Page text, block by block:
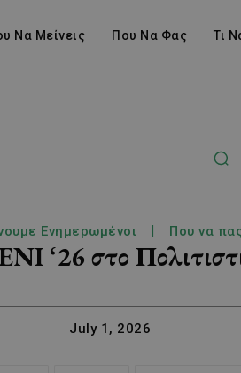
Να Μείνεις Που Να Φας Τι
Ενημερωμένοι Που να
‘26 στο
July 1, 2026